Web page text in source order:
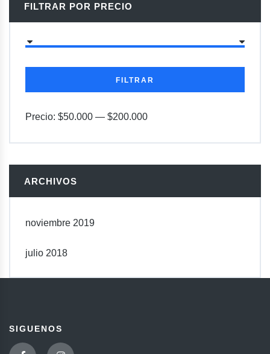
FILTRAR POR PRECIO
FILTRAR
Precio: $50.000 — $200.000
ARCHIVOS
noviembre 2019
julio 2018
SIGUENOS